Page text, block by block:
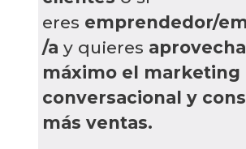
eres emprendedor/
/a y quieres
máximo el marketing
conversacional y
más ventas.